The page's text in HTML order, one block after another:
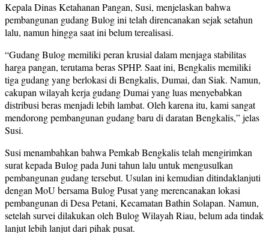
Kepala Dinas Ketahanan Pangan, Susi, menjelaskan bahwa
pembangunan gudang Bulog ini telah direncanakan sejak setahun
lalu, namun hingga saat ini belum terealisasi.
“Gudang Bulog memiliki peran krusial dalam menjaga stabilitas
harga pangan, terutama beras SPHP. Saat ini, Bengkalis memiliki
tiga gudang yang berlokasi di Bengkalis, Dumai, dan Siak. Namun,
cakupan wilayah kerja gudang Dumai yang luas menyebabkan
distribusi beras menjadi lebih lambat. Oleh karena itu, kami sangat
mendorong pembangunan gudang baru di daratan Bengkalis,” jelas
Susi.
Susi menambahkan bahwa Pemkab Bengkalis telah mengirimkan
surat kepada Bulog pada Juni tahun lalu untuk mengusulkan
pembangunan gudang tersebut. Usulan ini kemudian ditindaklanjuti
dengan MoU bersama Bulog Pusat yang merencanakan lokasi
pembangunan di Desa Petani, Kecamatan Bathin Solapan. Namun,
setelah survei dilakukan oleh Bulog Wilayah Riau, belum ada tindak
lanjut lebih lanjut dari pihak pusat.